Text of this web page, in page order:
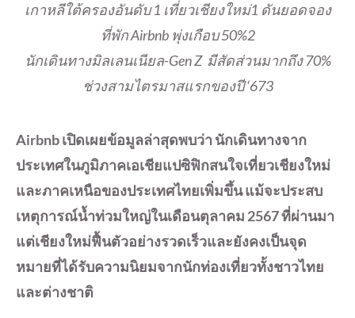
เกาหลีใต้ครองอันดับ 1 เที่ยวเชียงใหม่1 ดันยอดจอง
ที่พัก Airbnb พุ่งเกือบ 50%2
นักเดินทางมิลเลนเนียล-Gen Z มีสัดส่วนมากถึง 70%
ช่วงสามไตรมาสแรกของปี ‘673
Airbnb เปิดเผยข้อมูลล่าสุดพบว่า นักเดินทางจาก
ประเทศในภูมิภาคเอเชียแปซิฟิกสนใจเที่ยวเชียงใหม่
และภาคเหนือของประเทศไทยเพิ่มขึ้น แม้จะประสบ
เหตุการณ์น้ำท่วมใหญ่ในเดือนตุลาคม 2567 ที่ผ่านมา
แต่เชียงใหม่ฟื้นตัวอย่างรวดเร็วและยังคงเป็นจุด
หมายที่ได้รับความนิยมจากนักท่องเที่ยวทั้งชาวไทย
และต่างชาติ